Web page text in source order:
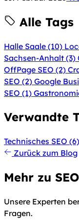
Alle Tags
Halle Saale (10)
Sachsen-Anhalt (3)
OffPage SEO (2)
SEO (2) Google
SEO (1)
Verwandte
Technisches SEO (6)
Zurück zum Blog
Mehr zu
Unsere Experten
Fragen.